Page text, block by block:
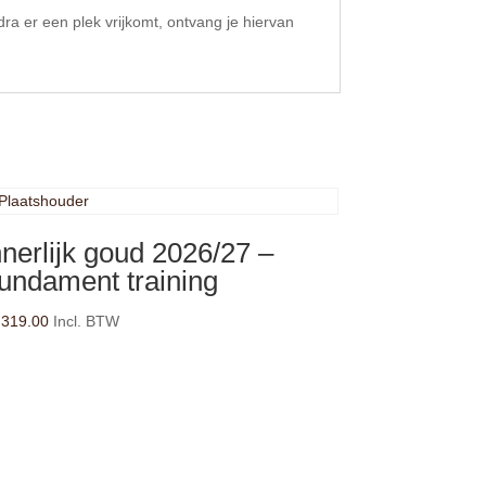
er een plek vrijkomt, ontvang je hiervan
goud 2026/27 –
training
Incl. BTW